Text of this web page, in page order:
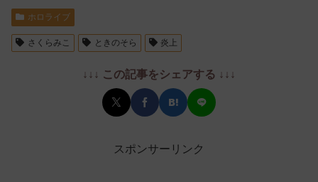
ホロライブ
さくらみこ ときのそら 炎上
↓↓↓ この記事をシェアする ↓↓↓
スポンサーリンク